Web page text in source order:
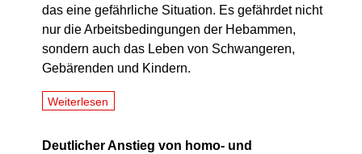
das eine gefährliche Situation. Es gefährdet nicht
nur die Arbeitsbedingungen der Hebammen,
sondern auch das Leben von Schwangeren,
Gebärenden und Kindern.
Weiterlesen
Deutlicher Anstieg von homo- und